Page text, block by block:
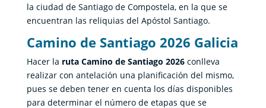
la ciudad de Santiago de Compostela, en la que se
encuentran las reliquias del Apóstol Santiago.
Camino de Santiago 2026 Galicia
Hacer la ruta Camino de Santiago 2026conlleva
realizar con antelación una planificación del mismo,
pues se deben tener en cuenta los días disponibles
para determinar el número de etapas que se